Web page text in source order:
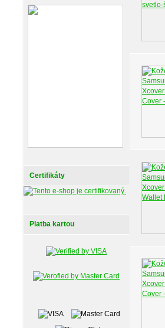
Certifikáty
Platba kartou